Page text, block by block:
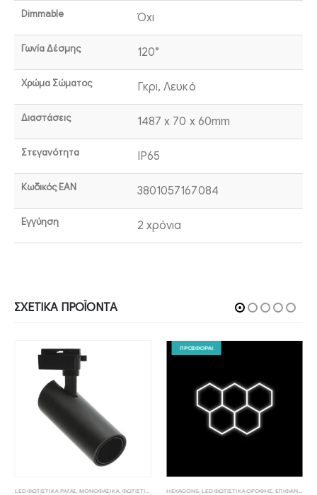
Dimmable Όχι
Γωνία Δέσμης 120°
Χρώμα Σώματος Γκρι, Λευκό
Διαστάσεις 1487 x 70 x 60mm
Στεγανότητα IP65
Κωδικός EAN 3801057167084
Εγγύηση 2 χρόνια
ΣΧΕΤΙΚΆ ΠΡΟΪΌΝΤΑ
LED ΦΩΤΙΣΤΙΚΑ ΡΑΓΑΣ ΜΟΝΟΦΑΣΙΚΑ, ΦΩΤΙΣΤΙΚΑ
ΠΡΟΣΦΟΡΑ!
HEXAGONS, LED ΦΩΤΙΣΤΙΚΑ ΟΡΟΦΗΣ ΕΠΙΦΑΝΕΙΑΚΑ